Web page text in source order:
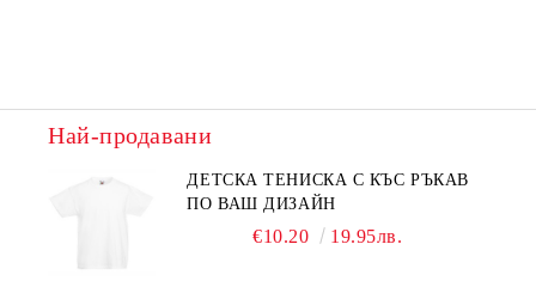
Най-продавани
ДЕТСКА ТЕНИСКА С КЪС РЪКАВ
ПО ВАШ ДИЗАЙН
€10.20 19.95лв.